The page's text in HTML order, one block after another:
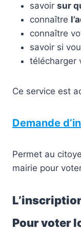
savoir sur
connaître
connaître
savoir si
télécharger
Ce service est
Demande
Permet au
mairie pour
Pour voter